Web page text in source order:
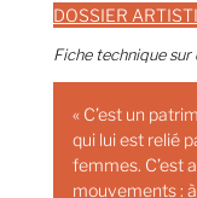
DOSSIER
Fiche technique sur
« C’est un
qui lui est relié
femmes. C’est
mouvements :